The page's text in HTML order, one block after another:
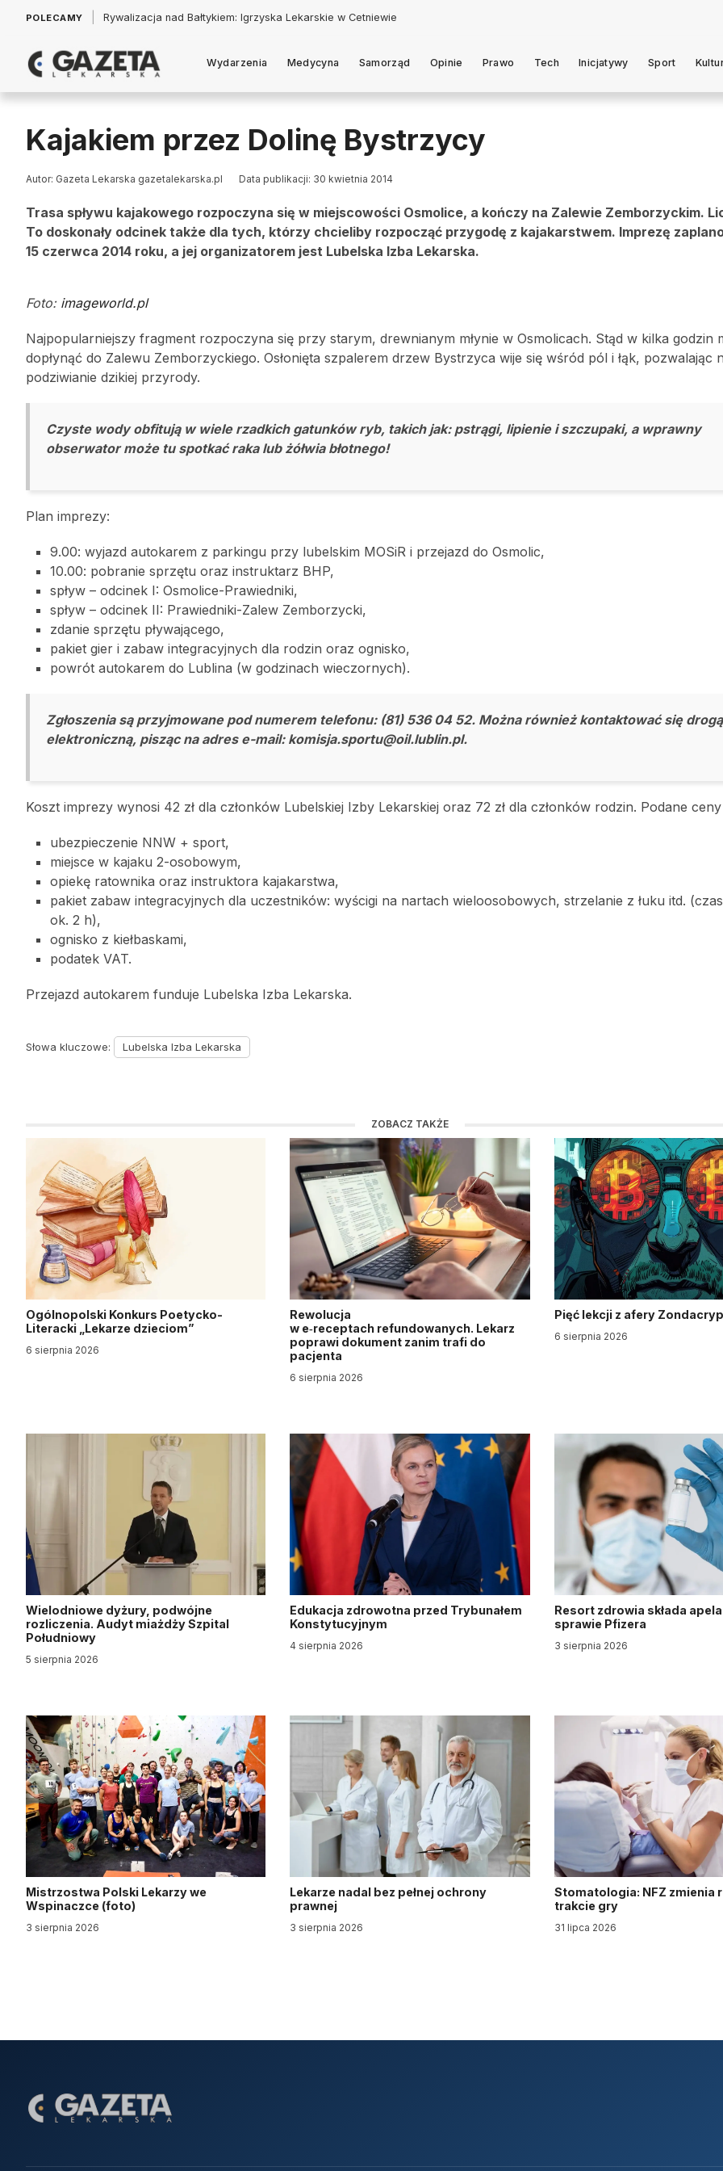
POLECAMY Łukasz Jankowski: Politycy w pogoni za króliczkiem
Wydarzenia Medycyna Samorząd Opinie Prawo Tech Inicjatywy Sport
Kajakiem przez Dolinę Bystrzycy
Autor: Gazeta Lekarska gazetalekarska.pl Data publikacji: 30 kwietnia 2014
Trasa spływu kajakowego rozpoczyna się w miejscowości Osmolice, a kończy na Zalewie Zemborzyckim.
To doskonały odcinek także dla tych, którzy chcieliby rozpocząć przygodę z kajakarstwem. Imprezę
15 czerwca 2014 roku, a jej organizatorem jest Lubelska Izba Lekarska.
Foto: imageworld.pl
Najpopularniejszy fragment rozpoczyna się przy starym, drewnianym młynie w Osmolicach. Stąd w kilka godzin
dopłynąć do Zalewu Zemborzyckiego. Osłonięta szpalerem drzew Bystrzyca wije się wśród pól i łąk, pozwalając
podziwianie dzikiej przyrody.
Czyste wody obfitują w wiele rzadkich gatunków ryb, takich jak: pstrągi, lipienie i szczupaki, a wprawny
obserwator może tu spotkać raka lub żółwia błotnego!
Plan imprezy:
9.00: wyjazd autokarem z parkingu przy lubelskim MOSiR i przejazd do Osmolic,
10.00: pobranie sprzętu oraz instruktarz BHP,
spływ – odcinek I: Osmolice-Prawiedniki,
spływ – odcinek II: Prawiedniki-Zalew Zemborzycki,
zdanie sprzętu pływającego,
pakiet gier i zabaw integracyjnych dla rodzin oraz ognisko,
powrót autokarem do Lublina (w godzinach wieczornych).
Zgłoszenia są przyjmowane pod numerem telefonu: (81) 536 04 52. Można również kontaktować się drogą
elektroniczną, pisząc na adres e-mail: komisja.sportu@oil.lublin.pl.
Koszt imprezy wynosi 42 zł dla członków Lubelskiej Izby Lekarskiej oraz 72 zł dla członków rodzin. Podane
ubezpieczenie NNW + sport,
miejsce w kajaku 2-osobowym,
opiekę ratownika oraz instruktora kajakarstwa,
pakiet zabaw integracyjnych dla uczestników: wyścigi na nartach wieloosobowych, strzelanie z łuku itd.
ok. 2 h),
ognisko z kiełbaskami,
podatek VAT.
Przejazd autokarem funduje Lubelska Izba Lekarska.
Słowa kluczowe: Lubelska Izba Lekarska
ZOBACZ TAKŻE
Ogólnopolski Konkurs Poetycko-
Literacki „Lekarze dzieciom”
6 sierpnia 2026
Rewolucja
w e‑receptach refundowanych. Lekarz
poprawi dokument zanim trafi do
pacjenta
6 sierpnia 2026
Pięć lekcji z afery
6 sierpnia 2026
Wielodniowe dyżury, podwójne
rozliczenia. Audyt miażdży Szpital
Południowy
5 sierpnia 2026
Edukacja zdrowotna przed Trybunałem
Konstytucyjnym
4 sierpnia 2026
Resort zdrowia składa
sprawie Pfizera
3 sierpnia 2026
Mistrzostwa Polski Lekarzy we
Wspinaczce (foto)
3 sierpnia 2026
Lekarze nadal bez pełnej ochrony
prawnej
3 sierpnia 2026
Stomatologia: NFZ zmienia
trakcie gry
31 lipca 2026